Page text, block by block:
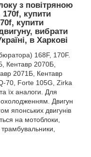
з повітряною
купити
купити
вибрати
в Харкові
168F, 170F.
Кентавр 2070Б,
2071Б, Кентавр
70, Forte 105G, Zirka
їх аналоги. Для
охолодженням. Двигун
японських двигунів
на мотоблоки,